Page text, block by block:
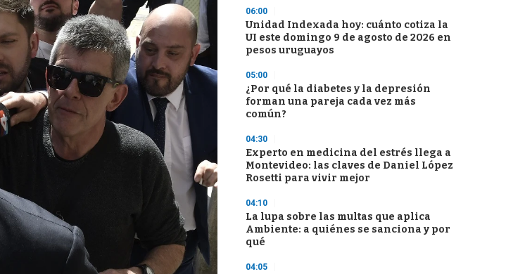
06:00
Unidad Indexada hoy: cuánto cotiza la
UI este domingo 9 de agosto de 2026 en
pesos uruguayos
05:00
¿Por qué la diabetes y la depresión
forman una pareja cada vez más
común?
04:30
Experto en medicina del estrés llega a
Montevideo: las claves de Daniel López
Rosetti para vivir mejor
04:10
La lupa sobre las multas que aplica
Ambiente: a quiénes se sanciona y por
qué
04:05